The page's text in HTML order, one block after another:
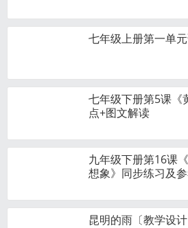
七年级上册第一单
七年级下册第5课《
点+图文解读
九年级下册第16课
想象》同步练习及
昆明的雨〔教学设计